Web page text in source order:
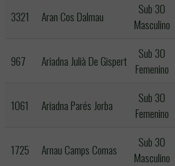
3321 Aran Cos Dalmau
Sub 30
Masculino
967 Ariadna Julià De Gispert
Sub 30
Femenino
1061 Ariadna Parés Jorba
Sub 30
Femenino
1725 Arnau Camps Comas
Sub 30
Masculino